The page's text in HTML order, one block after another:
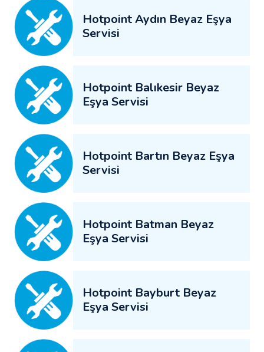
Hotpoint Aydın Beyaz Eşya
Servisi
Hotpoint Balıkesir Beyaz
Eşya Servisi
Hotpoint Bartın Beyaz Eşya
Servisi
Hotpoint Batman Beyaz
Eşya Servisi
Hotpoint Bayburt Beyaz
Eşya Servisi